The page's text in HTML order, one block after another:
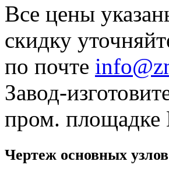
Все цены
скидку
по почте
Завод-
пром. площадке
Чертеж основных